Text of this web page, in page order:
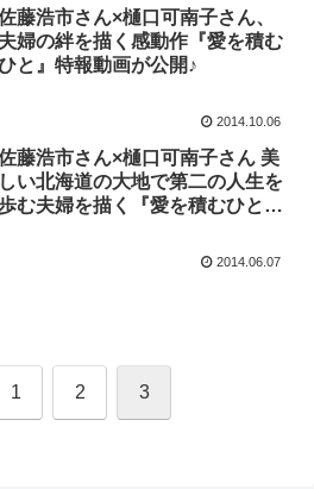
藤浩市さん×樋口可南子さん、
夫婦の絆を描く感動作『愛を積む
と』特報動画が公開♪
2014.10.06
藤浩市さん×樋口可南子さん 美
しい北海道の大地で第二の人生を
む夫婦を描く『愛を積むひと』
2014.06.07
1 2 3